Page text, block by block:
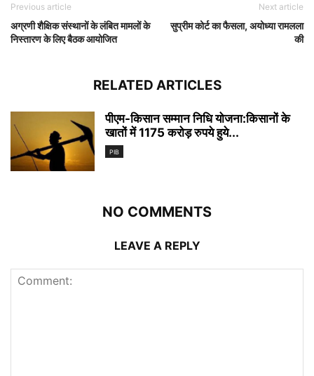
Previous article
अग्रणी शैक्षिक संस्थानों के लंबित मामलों के
निस्तारण के लिए बैठक आयोजित
Next article
सुप्रीम कोर्ट का फैसला, अयोध्या रामलला
की
RELATED ARTICLES
पीएम-किसान सम्मान निधि योजना:किसानों के
खातों में 1175 करोड़ रुपये हुये...
PIB
NO COMMENTS
LEAVE A REPLY